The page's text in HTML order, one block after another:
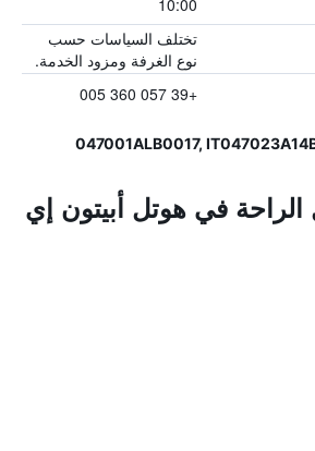
10:00
تختلف السياسات حسب
نوع الغرفة ومزود الخدمة.
+39 057 360 005
الراحة في هوتل أبيتون إي